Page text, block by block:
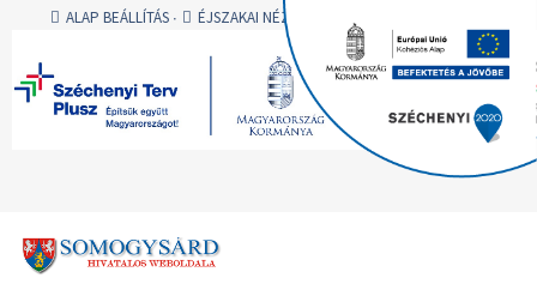
ALAP BEÁLLÍTÁS ÉJSZAKAI NÉZET
BEJELENTKEZÉS